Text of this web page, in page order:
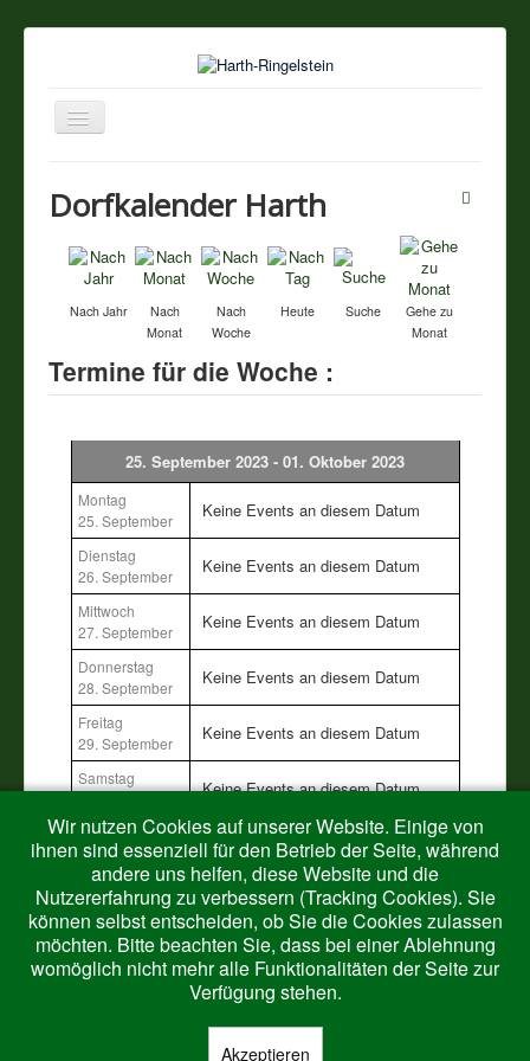
Navigation
an/aus
Vereine
Impressum
Dorfkalender Harth
Nach Jahr
Nach
Monat
Nach
Woche
Heute Suche
Gehe zu
Monat
Termine für die Woche :
25. September 2023 - 01. Oktober 2023
Montag
25. September
Keine Events an diesem Datum
Dienstag
26. September
Keine Events an diesem Datum
Mittwoch
27. September
Keine Events an diesem Datum
Donnerstag
28. September
Keine Events an diesem Datum
Freitag
29. September
Keine Events an diesem Datum
Samstag
Keine Events an diesem Datum
Sonntag
01. Oktober
Keine Events an diesem Datum
Wir nutzen Cookies auf unserer Website. Einige von
ihnen sind essenziell für den Betrieb der Seite, während
andere uns helfen, diese Website und die
Nutzererfahrung zu verbessern (Tracking Cookies). Sie
können selbst entscheiden, ob Sie die Cookies zulassen
möchten. Bitte beachten Sie, dass bei einer Ablehnung
womöglich nicht mehr alle Funktionalitäten der Seite zur
Verfügung stehen.
Akzeptieren